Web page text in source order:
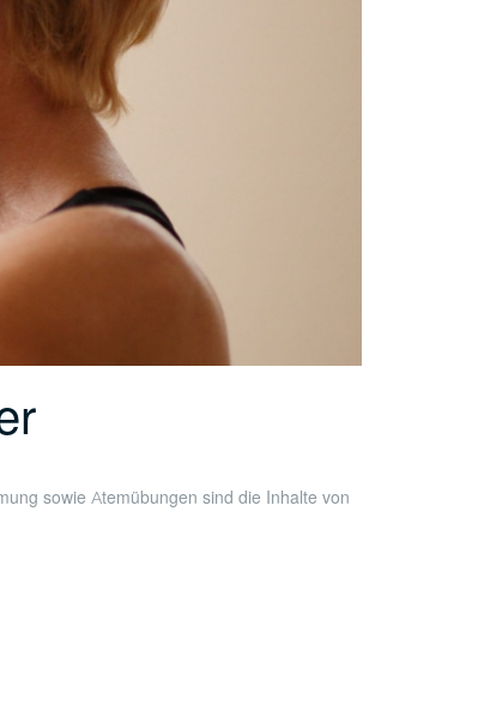
sowie Atemübungen sind die Inhalte von